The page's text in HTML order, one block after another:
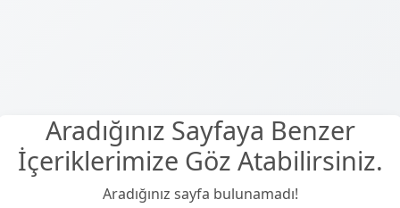
Aradığınız Sayfaya Benzer
İçeriklerimize Göz Atabilirsiniz.
Aradığınız sayfa bulunamadı!